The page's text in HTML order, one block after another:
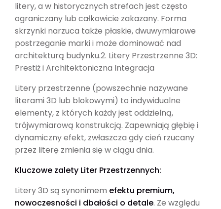
litery, a w historycznych strefach jest często
ograniczany lub całkowicie zakazany. Forma
skrzynki narzuca także płaskie, dwuwymiarowe
postrzeganie marki i może dominować nad
architekturą budynku.2. Litery Przestrzenne 3D:
Prestiż i Architektoniczna Integracja
Litery przestrzenne (powszechnie nazywane
literami 3D lub blokowymi) to indywidualne
elementy, z których każdy jest oddzielną,
trójwymiarową konstrukcją. Zapewniają głębię i
dynamiczny efekt, zwłaszcza gdy cień rzucany
przez literę zmienia się w ciągu dnia.
Kluczowe zalety Liter Przestrzennych:
Litery 3D są synonimem efektu premium,
nowoczesności i dbałości o detale. Ze względu